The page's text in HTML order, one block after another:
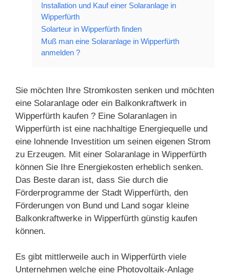
Installation und Kauf einer Solaranlage in
Wipperfürth
Solarteur in Wipperfürth finden
Muß man eine Solaranlage in Wipperfürth
anmelden ?
Sie möchten Ihre Stromkosten senken und möchten
eine Solaranlage oder ein Balkonkraftwerk in
Wipperfürth kaufen ? Eine Solaranlagen in
Wipperfürth ist eine nachhaltige Energiequelle und
eine lohnende Investition um seinen eigenen Strom
zu Erzeugen. Mit einer Solaranlage in Wipperfürth
können Sie Ihre Energiekosten erheblich senken.
Das Beste daran ist, dass Sie durch die
Förderprogramme der Stadt Wipperfürth, den
Förderungen von Bund und Land sogar kleine
Balkonkraftwerke in Wipperfürth günstig kaufen
können.
Es gibt mittlerweile auch in Wipperfürth viele
Unternehmen welche eine Photovoltaik-Anlage